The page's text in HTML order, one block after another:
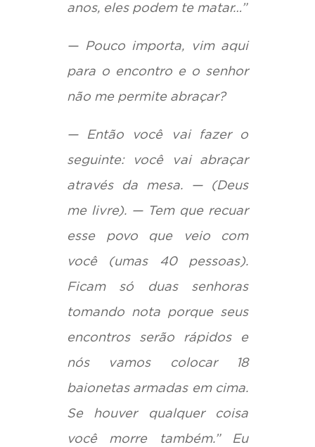
anos, eles podem te matar…”
— Pouco importa, vim aqui
para o encontro e o senhor
não me permite abraçar?
— Então você vai fazer o
seguinte: você vai abraçar
através da mesa. — (Deus
me livre). — Tem que recuar
esse povo que veio com
você (umas 40 pessoas).
Ficam só duas senhoras
tomando nota porque seus
encontros serão rápidos e
nós vamos colocar 18
baionetas armadas em cima.
Se houver qualquer coisa
você morre também.” Eu